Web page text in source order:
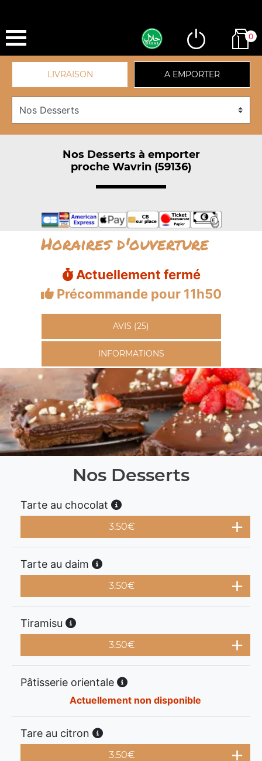
0
LIVRAISON A EMPORTER
Nos Desserts à emporter
proche Wavrin (59136)
Horaires d'ouverture
Actuellement fermé
Précommande pour 11h50
AVIS (25)
INFORMATIONS
Nos Desserts
Tarte au chocolat
3.50€
Tarte au daim
3.50€
Tiramisu
3.50€
Pâtisserie orientale
Actuellement non disponible
Tare au citron
3.50€